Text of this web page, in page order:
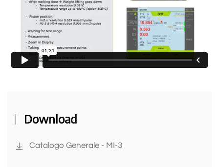
Download
Catalogo Generale - MI-3